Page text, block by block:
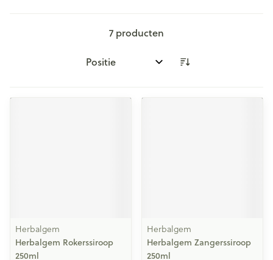
7 producten
Sorteer op:
Herbalgem
Herbalgem Rokerssiroop
250ml
Herbalgem
Herbalgem Zangerssiroop
250ml